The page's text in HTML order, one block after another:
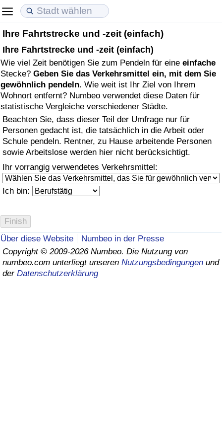
Ihre Fahrtstrecke und -zeit (einfach)
Ihre Fahrtstrecke und -zeit (einfach)
Wie viel Zeit benötigen Sie zum Pendeln für eine einfache
Stecke? Geben Sie das Verkehrsmittel ein, mit dem Sie
gewöhnlich pendeln. Wie weit ist Ihr Ziel von Ihrem
Wohnort entfernt? Numbeo verwendet diese Daten für
statistische Vergleiche verschiedener Städte.
Beachten Sie, dass dieser Teil der Umfrage nur für
Personen gedacht ist, die tatsächlich in die Arbeit oder
Schule pendeln. Rentner, zu Hause arbeitende Personen
sowie Arbeitslose werden hier nicht berücksichtigt.
Ihr vorrangig verwendetes Verkehrsmittel:
Ich bin:
Über diese Website
Numbeo in der Presse
Copyright © 2009-2026 Numbeo. Die Nutzung von
numbeo.com unterliegt unseren Nutzungsbedingungen und
der Datenschutzerklärung
Lebenshaltungskosten
Lebenshaltungskosten-Index (aktuell)
Lebenshaltungskosten-Index
Lebenshaltungskosten-Index nach Land
in Akaba
Immobilienpreise
Immobilienpreis-Index (aktuell)
Immobilienpreis-Index
Immobilienpreis-Index nach Land
Lebensqualität
Lebensqualität-Index
Lebensqualität-Index (aktuell)
Lebensqualitätsindex nach Land
Kriminalität
Kriminalitäts-Index (aktuell)
Kriminalitäts-Index
Kriminalitätsindex nach Land
Gesundheitsversorgung
Gesundheitsversorgungs-Index (aktuell)